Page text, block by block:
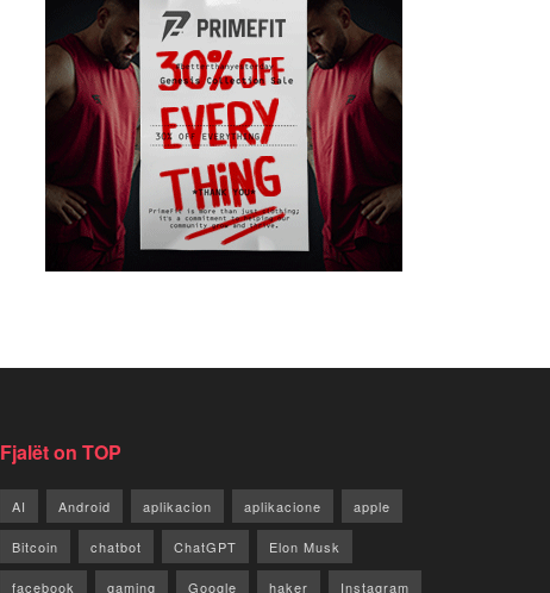
Fjalët on TOP
AI Android aplikacion aplikacione apple
Bitcoin chatbot ChatGPT Elon Musk
facebook gaming Google haker Instagram